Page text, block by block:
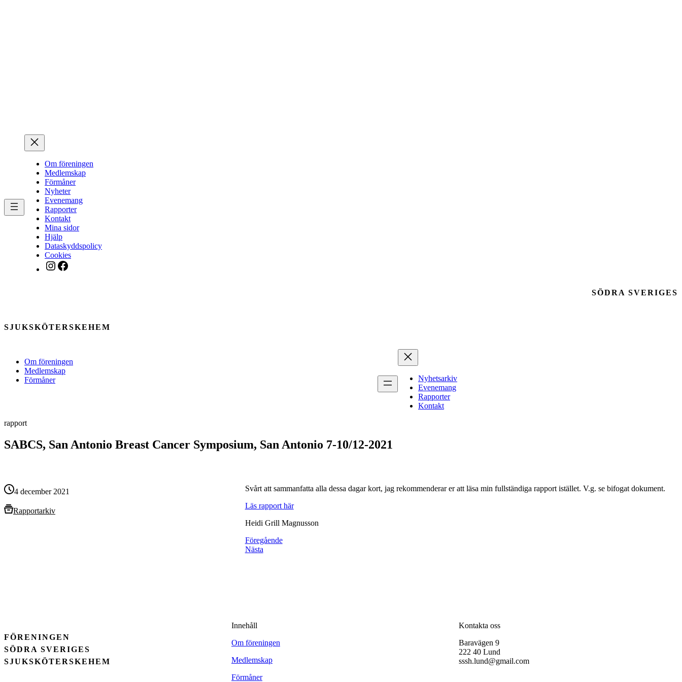
Om föreningen
Medlemskap
Förmåner
Nyheter
Evenemang
Rapporter
Kontakt
Mina sidor
Hjälp
Dataskyddspolicy
Cookies
Instagram
Facebook
SÖDRA SVERIGES
SJUKSKÖTERSKEHEM
Om föreningen
Medlemskap
Förmåner
Nyhetsarkiv
Evenemang
Rapporter
Kontakt
rapport
SABCS, San Antonio Breast Cancer Symposium, San Antonio 7-10/12-2021
4 december 2021
Rapportarkiv
Svårt att sammanfatta alla dessa dagar kort, jag rekommenderar er att läsa min fullständiga rapport istället. V.g. se bifogat dokument.
Läs rapport här
Heidi Grill Magnusson
Föregående
Nästa
FÖRENINGEN
SÖDRA SVERIGES
SJUKSKÖTERSKEHEM
Innehåll
Om föreningen
Medlemskap
Förmåner
Kontakta oss
Baravägen 9
222 40 Lund
sssh.lund@gmail.com